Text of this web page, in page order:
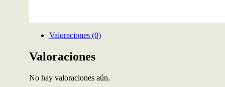
Valoraciones (0)
Valoraciones
No hay valoraciones aún.